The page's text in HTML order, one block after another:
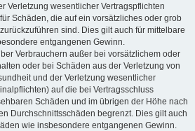
Verletzung wesentlicher Vertragspflichten
Schäden, die auf ein vorsätzliches oder grob
sind. Dies gilt auch für mittelbare
entgangenen Gewinn.
Verbrauchern außer bei vorsätzlichem oder
oder bei Schäden aus der Verletzung von
und der Verletzung wesentlicher
auf die bei Vertragsschluss
Schäden und im übrigen der Höhe nach
Durchschnittsschäden begrenzt. Dies gilt auch
wie insbesondere entgangenen Gewinn.